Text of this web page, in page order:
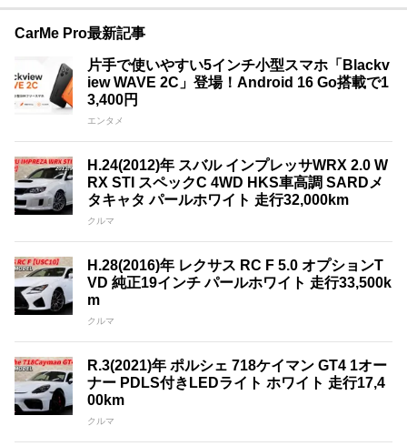
CarMe Pro最新記事
片手で使いやすい5インチ小型スマホ「Blackv
iew WAVE 2C」登場！Android 16 Go搭載で1
3,400円
エンタメ
H.24(2012)年 スバル インプレッサWRX 2.0 W
RX STI スペックC 4WD HKS車高調 SARDメ
タキャタ パールホワイト 走行32,000km
クルマ
H.28(2016)年 レクサス RC F 5.0 オプションT
VD 純正19インチ パールホワイト 走行33,500k
m
クルマ
R.3(2021)年 ポルシェ 718ケイマン GT4 1オー
ナー PDLS付きLEDライト ホワイト 走行17,4
00km
クルマ